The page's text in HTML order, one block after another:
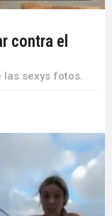
contra el
las sexys fotos.